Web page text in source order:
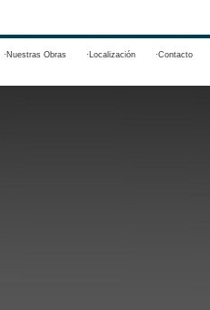
·Nuestras Obras ·Localización ·Contacto